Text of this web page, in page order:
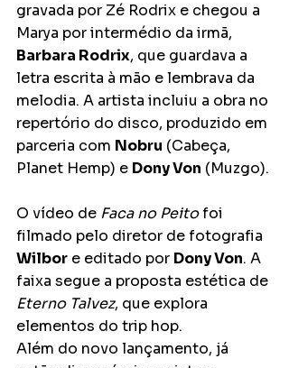
gravada por Zé Rodrix e chegou a
Marya por intermédio da irmã,
Barbara Rodrix, que guardava a
letra escrita à mão e lembrava da
melodia. A artista incluiu a obra no
repertório do disco, produzido em
parceria com Nobru (Cabeça,
Planet Hemp) e Dony Von (Muzgo).
O vídeo de Faca no Peito foi
filmado pelo diretor de fotografia
Wilbor e editado por Dony Von. A
faixa segue a proposta estética de
Eterno Talvez, que explora
elementos do trip hop.
Além do novo lançamento, já